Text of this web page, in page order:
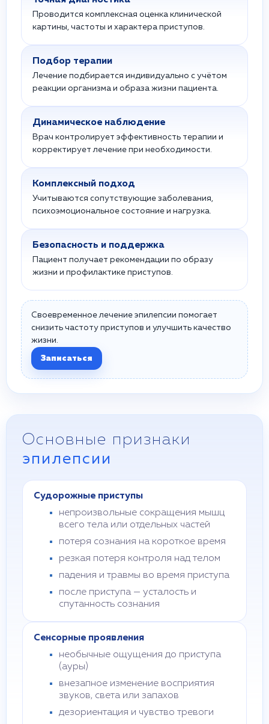
Проводится комплексная оценка клинической
картины, частоты и характера приступов.
Подбор терапии
Лечение подбирается индивидуально с учётом
реакции организма и образа жизни пациента.
Динамическое наблюдение
Врач контролирует эффективность терапии и
корректирует лечение при необходимости.
Комплексный подход
Учитываются сопутствующие заболевания,
психоэмоциональное состояние и нагрузка.
Безопасность и поддержка
Пациент получает рекомендации по образу
жизни и профилактике приступов.
Своевременное лечение эпилепсии помогает
снизить частоту приступов и улучшить качество
жизни.
Записаться
Основные признаки
эпилепсии
Судорожные приступы
непроизвольные сокращения мышц
всего тела или отдельных частей
потеря сознания на короткое время
резкая потеря контроля над телом
падения и травмы во время приступа
после приступа — усталость и
спутанность сознания
Сенсорные проявления
необычные ощущения до приступа
(ауры)
внезапное изменение восприятия
звуков, света или запахов
дезориентация и чувство тревоги